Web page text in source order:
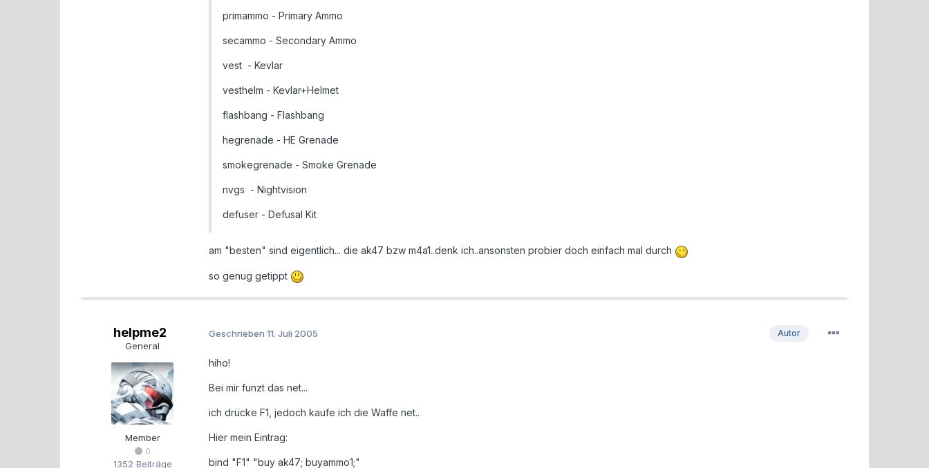
primammo - Primary Ammo
secammo - Secondary Ammo
vest - Kevlar
vesthelm - Kevlar+Helmet
flashbang - Flashbang
hegrenade - HE Grenade
smokegrenade - Smoke Grenade
nvgs - Nightvision
defuser - Defusal Kit
am "besten" sind eigentlich... die ak47 bzw m4a1..denk ich..ansonsten probier doch einfach mal durch
so genug getippt
helpme2
General
Member
0
1352 Beiträge
Autor
Geschrieben 11. Juli 2005
hiho!
Bei mir funzt das net...
ich drücke F1, jedoch kaufe ich die Waffe net..
Hier mein Eintrag:
bind "F1" "buy ak47; buyammo1;"